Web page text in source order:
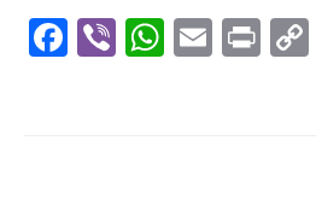
Facebook
Viber Email